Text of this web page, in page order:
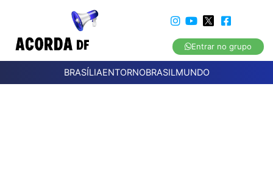
Entrar no grupo
BRASÍLIAENTORNOBRASILMUNDO